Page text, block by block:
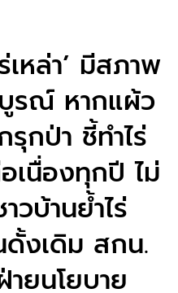
เหล่า’ มีสภาพ
รณ์ หากแผ้ว
รุกป่า ชี้ทำไร่
เนื่องทุกปี ไม่
วบ้านย้ำไร่
ดั้งเดิม สกน.
ายนโยบาย